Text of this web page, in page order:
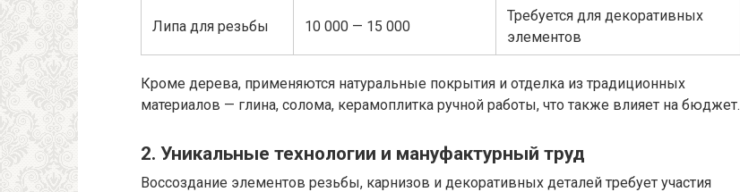
Липа для резьбы 10 000 — 15 000
Требуется для декоративных
элементов
Кроме дерева, применяются натуральные покрытия и отделка из традиционных
материалов — глина, солома, керамоплитка ручной работы, что также влияет на бюджет.
2. Уникальные технологии и мануфактурный труд
Воссоздание элементов резьбы, карнизов и декоративных деталей требует участия